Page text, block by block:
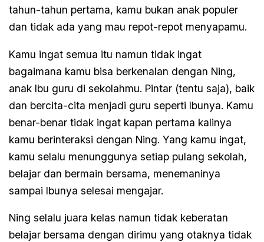
tahun-tahun pertama, kamu bukan anak populer
dan tidak ada yang mau repot-repot menyapamu.
Kamu ingat semua itu namun tidak ingat
bagaimana kamu bisa berkenalan dengan Ning,
anak Ibu guru di sekolahmu. Pintar (tentu saja), baik
dan bercita-cita menjadi guru seperti Ibunya. Kamu
benar-benar tidak ingat kapan pertama kalinya
kamu berinteraksi dengan Ning. Yang kamu ingat,
kamu selalu menunggunya setiap pulang sekolah,
belajar dan bermain bersama, menemaninya
sampai Ibunya selesai mengajar.
Ning selalu juara kelas namun tidak keberatan
belajar bersama dengan dirimu yang otaknya tidak